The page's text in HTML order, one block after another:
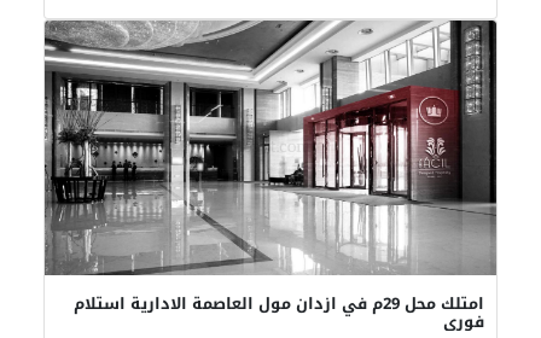
امتلك محل 29م في ازدان مول العاصمة الادارية استلام
فوري